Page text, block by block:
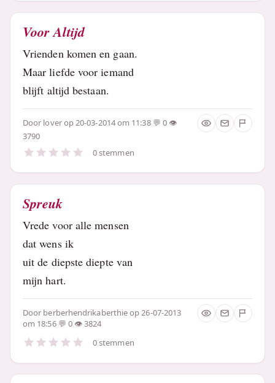
Voor Altijd
Vrienden komen en gaan.
Maar liefde voor iemand
blijft altijd bestaan.
Door loverop 20-03-2014 om 11:38
0
3790
0 stemmen
Spreuk
Vrede voor alle mensen
dat wens ik
uit de diepste diepte van
mijn hart.
Door berberhendrikaberthieop 26-07-2013
om 18:56
0
3824
0 stemmen